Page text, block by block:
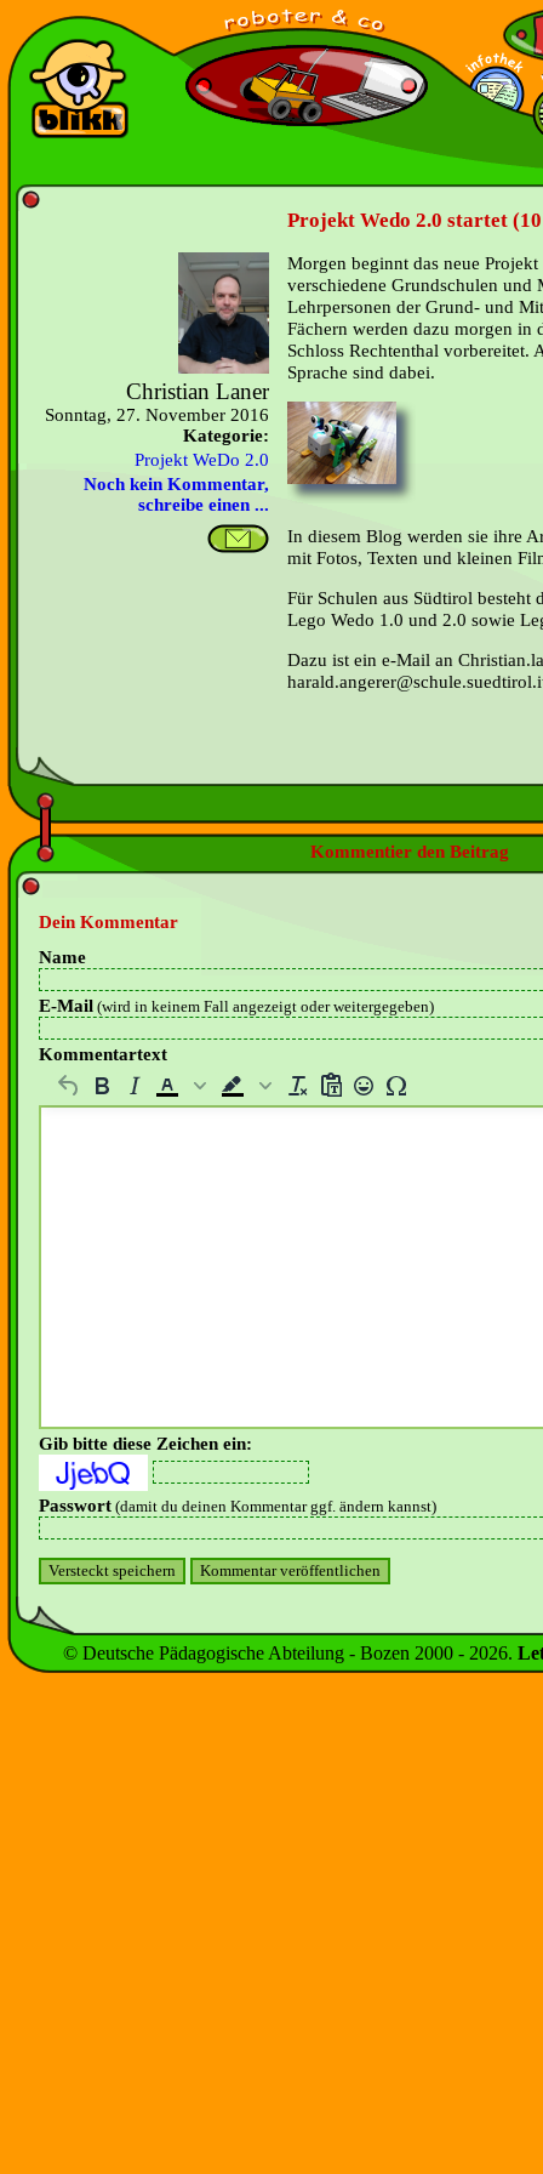
Projekt Wedo 2.0 startet
Christian Laner
Sonntag, 27. November 2016
Kategorie:
Projekt WeDo 2.0
Noch kein Kommentar,
schreibe einen ...
Morgen beginnt das neue
verschiedene Grundschulen und
Lehrpersonen der Grund- und
Fächern werden dazu morgen in
Schloss Rechtenthal vorbereitet.
Sprache sind dabei.
In diesem Blog werden sie ihre
mit Fotos, Texten und kleinen
Für Schulen aus Südtirol
Lego Wedo 1.0 und 2.0 sowie
Dazu ist ein e-Mail an
Kommentier den Beitrag
Dein Kommentar
Name
E-Mail (wird in keinem Fall angezeigt oder weitergegeben)
Kommentartext
Gib bitte diese Zeichen ein:
Passwort (damit du deinen Kommentar ggf. ändern kannst)
© Deutsche Pädagogische Abteilung - Bozen 2000 - 2026.